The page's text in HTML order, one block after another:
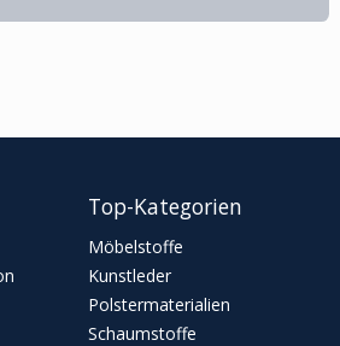
Top-Kategorien
Möbelstoffe
Kunstleder
Polstermaterialien
Schaumstoffe